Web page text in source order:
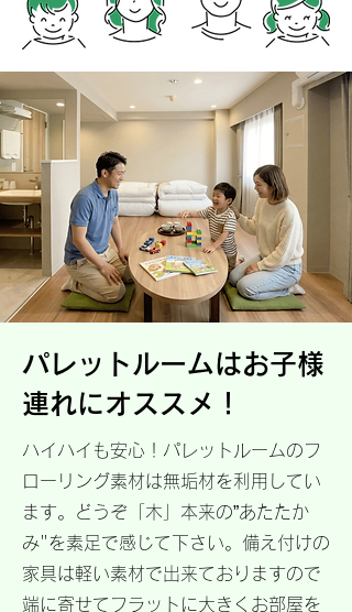
パレットルームはお子様
連れにオススメ！
ハイハイも安心！パレットルームのフ
ローリング素材は無垢材を利用してい
ます。どうぞ「木」本来の”あたたか
み"を素足で感じて下さい。備え付けの
家具は軽い素材で出来ておりますので
端に寄せてフラットに大きくお部屋を